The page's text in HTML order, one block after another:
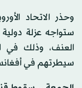
وحذر الاتحاد
ستواجه عزلة
العنف، وذلك في
سيطرتهم في